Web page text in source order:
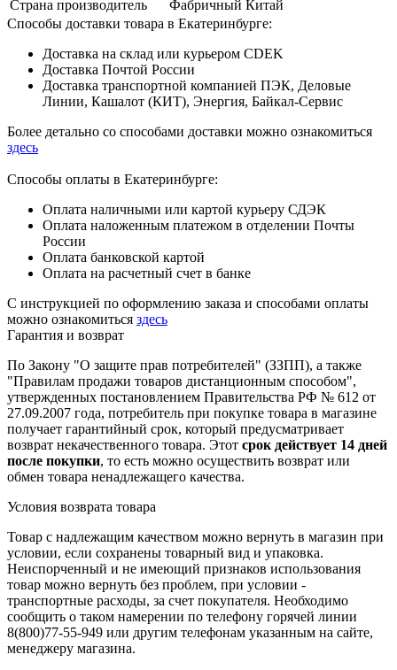
Страна производитель
Фабричный Китай
Способы доставки товара в Екатеринбурге:
Доставка на склад или курьером CDEK
Доставка Почтой России
Доставка транспортной компанией ПЭК, Деловые
Линии, Кашалот (КИТ), Энергия, Байкал-Сервис
Более детально со способами доставки можно ознакомиться
здесь
Способы оплаты в Екатеринбурге:
Оплата наличными или картой курьеру СДЭК
Оплата наложенным платежом в отделении Почты
России
Оплата банковской картой
Оплата на расчетный счет в банке
С инструкцией по оформлению заказа и способами оплаты
можно ознакомиться здесь
Гарантия и возврат
По Закону "О защите прав потребителей" (ЗЗПП), а также
"Правилам продажи товаров дистанционным способом",
утвержденных постановлением Правительства РФ № 612 от
27.09.2007 года, потребитель при покупке товара в магазине
получает гарантийный срок, который предусматривает
возврат некачественного товара. Этот срок действует 14 дней
после покупки, то есть можно осуществить возврат или
обмен товара ненадлежащего качества.
Условия возврата товара
Товар с надлежащим качеством можно вернуть в магазин при
условии, если сохранены товарный вид и упаковка.
Неиспорченный и не имеющий признаков использования
товар можно вернуть без проблем, при условии -
транспортные расходы, за счет покупателя. Необходимо
сообщить о таком намерении по телефону горячей линии
8(800)77-55-949 или другим телефонам указанным на сайте,
менеджеру магазина.